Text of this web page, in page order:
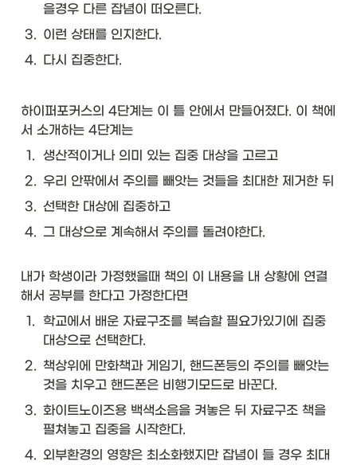
을경우 다른 잡념이 떠오른다.
3. 이런 상태를 인지한다.
4. 다시 집중한다.
하이퍼포커스의 4단계는 이 틀 안에서 만들어졌다. 이 책에
서 소개하는 4단계는
1.
생산적이거나 의미 있는 집중 대상을 고르고
2. 우리 안팎에서 주의를 빼앗는 것들을 최대한 제거한 뒤
3. 선택한 대상에 집중하고
4. 그 대상으로 계속해서 주의를 돌려야한다.
내가 학생이라 가정했을때 책의 이 내용을 내 상황에 연결
해서 공부를 한다고 가정한다면
1. 학교에서 배운 자료구조를 복습할 필요가있기에 집중
대상으로 선택한다.
2. 책상위에 만화책과 게임기, 핸드폰등의 주의를 빼앗는
것을 치우고 핸드폰은 비행기모드로 바꾼다.
3. 화이트노이즈용 백색소음을 켜놓은 뒤 자료구조 책을
펼쳐놓고 집중을 시작한다.
4. 외부환경의 영향은 최소화했지만 잡념이 들 경우 최대